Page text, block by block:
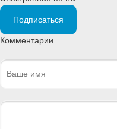
Подписаться
Комментарии